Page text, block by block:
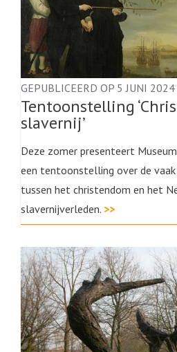
GEPUBLICEERD OP 5 JUNI 2024
Tentoonstelling
slavernij’
Deze zomer presenteert
een tentoonstelling over de
tussen het christendom en het
slavernijverleden. >>